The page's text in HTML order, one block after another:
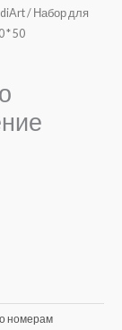
/ Набор для
* 50
номерам